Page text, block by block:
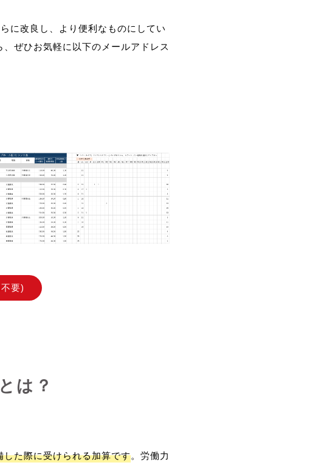
に改良し、より便利なものにしてい
ぜひお気軽に以下のメールアドレス
要)
は？
た際に受けられる加算です。労働力